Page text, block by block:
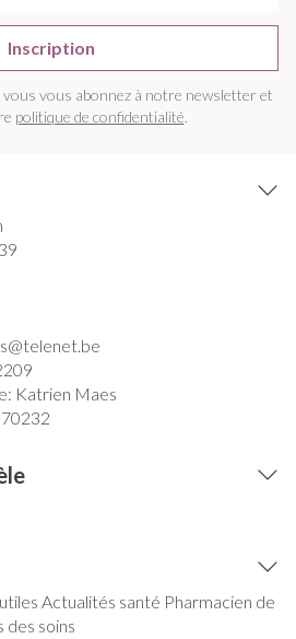
Inscription
vous abonnez à notre newsletter et
politique de confidentialité.
telenet.be
Katrien Maes
Actualités santé Pharmacien de
des soins